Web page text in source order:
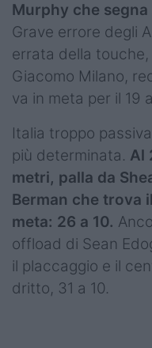
Murphy che segna
Grave errore degli
errata della
Giacomo Milano,
va in meta per il 19
Italia troppo
più determinata. Al
metri, palla da
Berman che trova
meta: 26 a 10.
offload di Sean
il placcaggio e il
dritto, 31 a 10.